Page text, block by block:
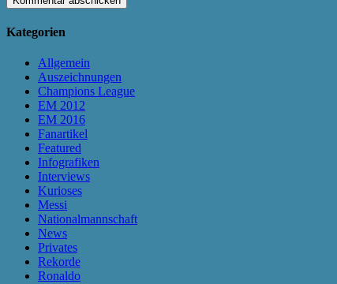
Kategorien
Allgemein
Auszeichnungen
Champions League
EM 2012
EM 2016
Fanartikel
Featured
Infografiken
Interviews
Kurioses
Messi
Nationalmannschaft
News
Privates
Rekorde
Ronaldo